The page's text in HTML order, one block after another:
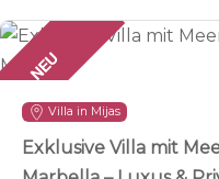
NEU
Villa in Mijas
Exklusive Villa mit